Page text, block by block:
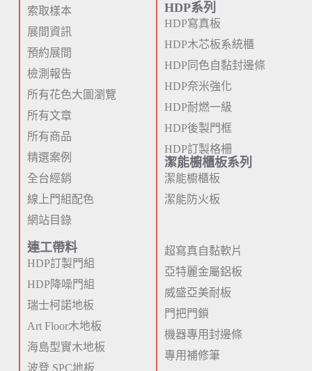
索取樣本
展間資訊
預約展間
檢測報告
所有花色大圖瀏覽
所有文章
所有商品
精選案例
全台經銷
線上門組配色
網站目錄
HDP系列
HDP寫真板
HDP木芯板系統櫃
HDP同色自黏封邊條
HDP奈米強化
HDP耐燃一級
HDP後製門框
HDP訂製格柵
潔能櫥櫃板系列
潔能櫥櫃板
潔能防火板
連工帶料
HDP訂製門組
HDP降噪門組
瑞士柯諾地板
Art Floor木地板
海島型實木地板
波登 SPC地板
超寫真自黏軟片
亞特麗金屬鋁板
威盛亞美耐板
門把門鎖
機器專用封邊條
專用補修筆